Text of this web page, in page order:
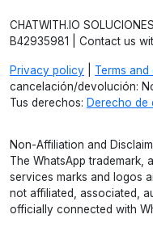
CHATWITH.IO
B42935981 | Contact us
Privacy policy Terms
cancelación/devolución:
Tus derechos: Derecho de
Non-Affiliation and
The WhatsApp trademark,
services marks and logos
not affiliated, associated,
officially connected with